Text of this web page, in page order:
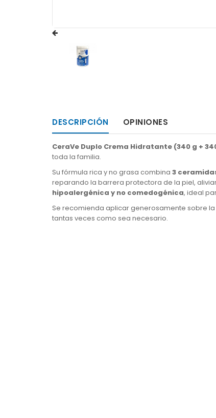
DESCRIPCIÓN OPINIONES
CeraVe Duplo Crema Hidratante (340 g +
toda la familia.
Su fórmula rica y no grasa combina 3
reparando la barrera protectora de la piel,
hipoalergénica y no comedogénica, ideal
Se recomienda aplicar generosamente sobre la
tantas veces como sea necesario.